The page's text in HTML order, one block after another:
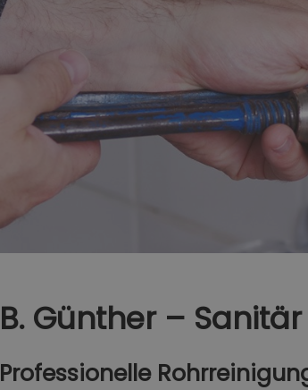
B. Günther –
Professionelle